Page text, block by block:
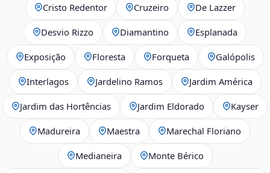
Cristo Redentor Cruzeiro De Lazzer
Desvio Rizzo Diamantino Esplanada
Exposição Floresta Forqueta Galópolis
Interlagos Jardelino Ramos Jardim América
Jardim das Hortências Jardim Eldorado Kayser
Madureira Maestra Marechal Floriano
Medianeira Monte Bérico